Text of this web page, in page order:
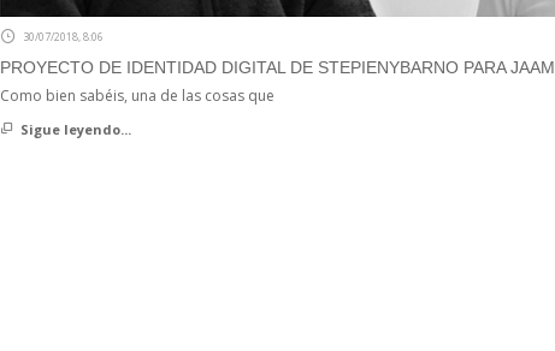
30/07/2018, 8:06
PROYECTO DE IDENTIDAD DIGITAL DE STEPIENYBARNO PARA JAAM
Como bien sabéis, una de las cosas que
Sigue leyendo...